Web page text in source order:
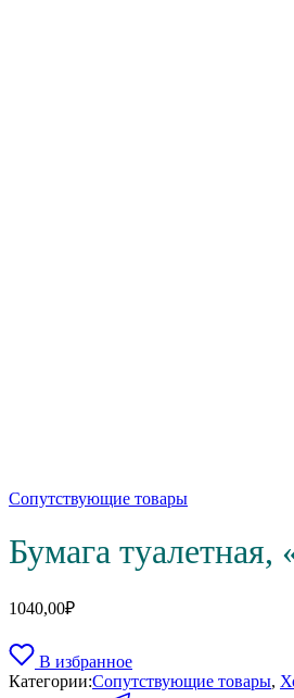
Сопутствующие товары
Бумага
1040,00₽
В избранное
Категории:Сопутствующие товары,